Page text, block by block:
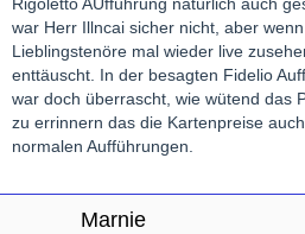
war Herr Illncai sicher nicht, aber
Lieblingstenöre mal wieder live
enttäuscht. In der besagten Fidelio
war doch überrascht, wie wütend das
zu errinnern das die Kartenpreise
normalen Aufführungen.
Marnie